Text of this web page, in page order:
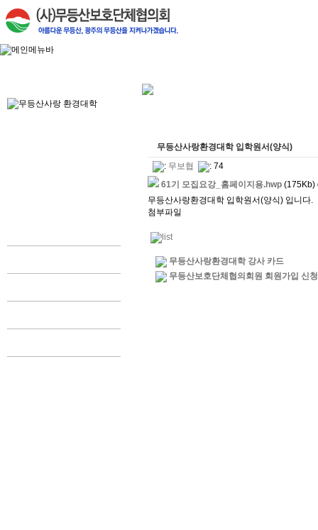
무등산사랑환경대학 입학원서(양식)
: 무보협
: 74
61기 모집요강_홈페이지용.hwp (175Kb)
무등산사랑환경대학 입학원서(양식) 입니다.
첨부파일
무등산사랑환경대학 강사 카드
무등산보호단체협의회원 회원가입 신